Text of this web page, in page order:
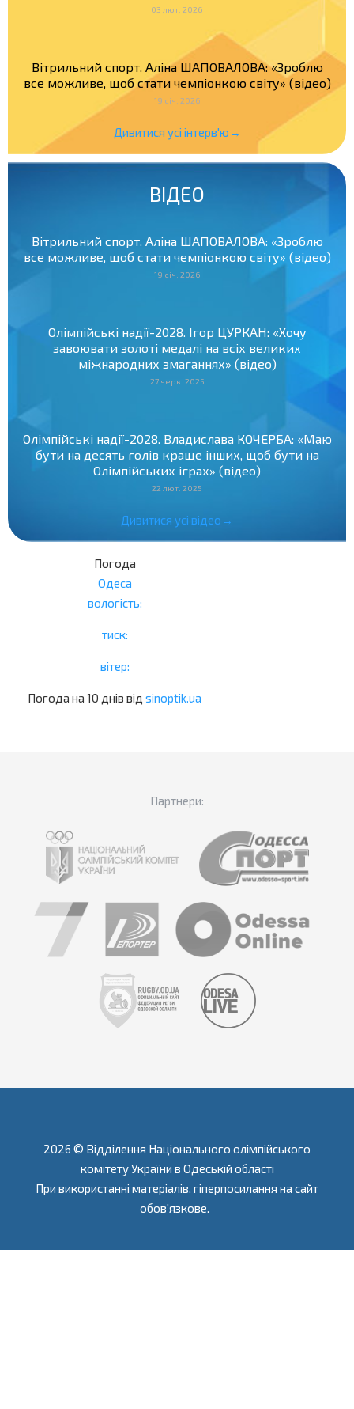
03 лют. 2026
Вітрильний спорт. Аліна ШАПОВАЛОВА: «Зроблю
все можливе, щоб стати чемпіонкою світу» (відео)
19 січ. 2026
Дивитися усі інтерв'ю→
ВІДЕО
Вітрильний спорт. Аліна ШАПОВАЛОВА: «Зроблю
все можливе, щоб стати чемпіонкою світу» (відео)
19 січ. 2026
Олімпійські надії-2028. Ігор ЦУРКАН: «Хочу
завоювати золоті медалі на всіх великих
міжнародних змаганнях» (відео)
27 черв. 2025
Олімпійські надії-2028. Владислава КОЧЕРБА: «Маю
бути на десять голів краще інших, щоб бути на
Олімпійських іграх» (відео)
22 лют. 2025
Дивитися усі відео→
Погода
Одеса
вологість:
тиск:
вітер:
Погода на 10 днів від sinoptik.ua
Партнери:
2026 © Відділення Національного олімпійського
комітету України в Одеській області
При використанні матеріалів, гіперпосилання на сайт
обов'язкове.